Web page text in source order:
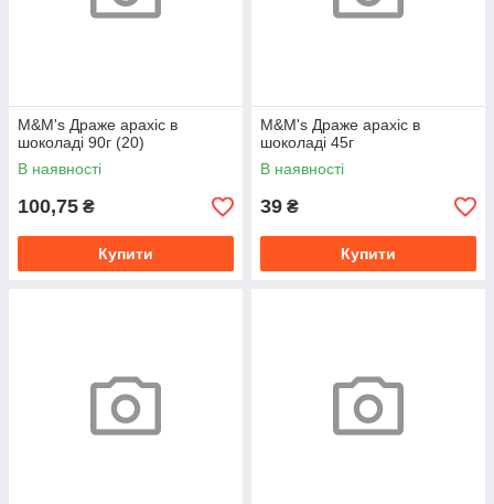
M&M's Драже арахіс в
шоколаді 90г (20)
В наявності
100,75 ₴
Купити
M&M's Драже арахіс в
шоколаді 45г
В наявності
39 ₴
Купити